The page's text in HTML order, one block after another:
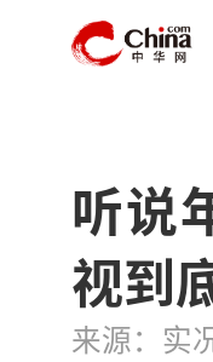
听说
视到
来源：实